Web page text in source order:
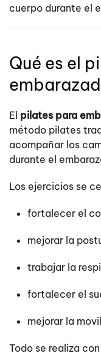
cuerpo durante el
Qué es el
El pilates para
método pilates
acompañar los
durante el
Los ejercicios se
fortalecer el
mejorar la
trabajar la
fortalecer el
mejorar la
Todo se realiza